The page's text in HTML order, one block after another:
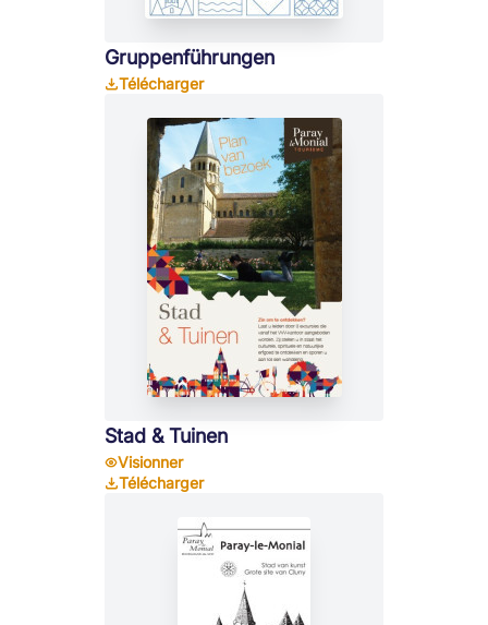
Gruppenführungen
Télécharger
Stad & Tuinen
Visionner
Télécharger